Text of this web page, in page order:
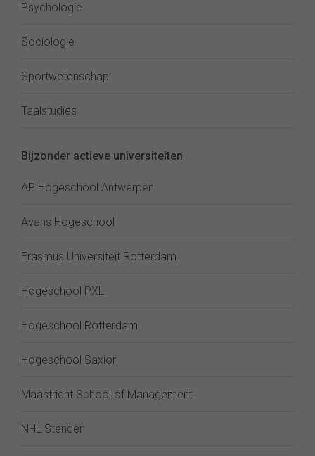
Psychologie
Sociologie
Sportwetenschap
Taalstudies
Bijzonder actieve universiteiten
AP Hogeschool Antwerpen
Avans Hogeschool
Erasmus Universiteit Rotterdam
Hogeschool PXL
Hogeschool Rotterdam
Hogeschool Saxion
Maastricht School of Management
NHL Stenden